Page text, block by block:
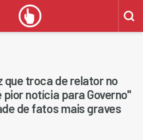
que troca de relator no
pior notícia para Governo"
de fatos mais graves